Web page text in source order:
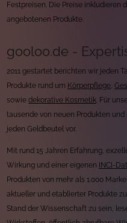
Festpreisen. Die Preise inkludieren
angebotenen Produkte.
gooloo.de -
2011 gestartet berichten wir jeden
Produkte rund um Körperpflege,
sowiedekorative Kosmetik. Für
tausende von neuen Produkten
jeden Geldbeutel vor.
Mit rund 15 Jahren Erfahrung,
Wirkung und einer eigenen
INCI-
Produkten von mehr als 1.000
aktueller und etablierter Produkte
Stand der Wissenschaft zu sein,